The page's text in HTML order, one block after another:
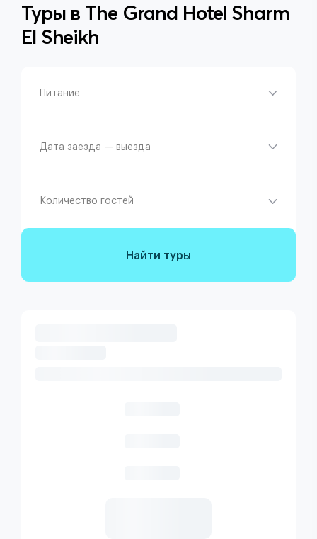
Туры в The Grand Hotel Sharm
El Sheikh
Питание
Дата заезда — выезда
Количество гостей
Найти туры